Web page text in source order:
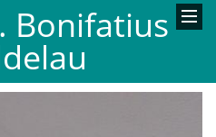
Bonifatius